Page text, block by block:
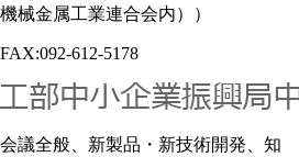
械金属工業連合会内））
612-5178
議全般、新製品・新技術開発、知